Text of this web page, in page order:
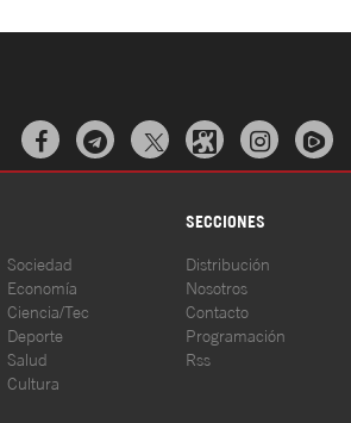
  
SECCIONES
Sociedad
Economía
Ciencia/Tec
Deporte
Salud
Cultura
Distribución
Nosotros
Contacto
Programación
Rss